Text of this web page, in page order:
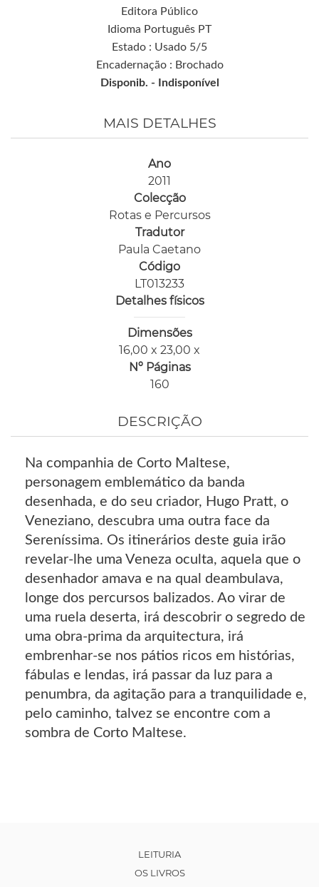
Editora Público
Idioma Português PT
Estado : Usado 5/5
Encadernação : Brochado
Disponib. -
Indisponível
MAIS DETALHES
Ano
2011
Colecção
Rotas e Percursos
Tradutor
Paula Caetano
Código
LT013233
Detalhes físicos
Dimensões
16,00 x 23,00 x
Nº Páginas
160
DESCRIÇÃO
Na companhia de Corto Maltese,
personagem emblemático da banda
desenhada, e do seu criador, Hugo Pratt, o
Veneziano, descubra uma outra face da
Sereníssima. Os itinerários deste guia irão
revelar-lhe uma Veneza oculta, aquela que o
desenhador amava e na qual deambulava,
longe dos percursos balizados. Ao virar de
uma ruela deserta, irá descobrir o segredo de
uma obra-prima da arquitectura, irá
embrenhar-se nos pátios ricos em histórias,
fábulas e lendas, irá passar da luz para a
penumbra, da agitação para a tranquilidade e,
pelo caminho, talvez se encontre com a
sombra de Corto Maltese.
LEITURIA
OS LIVROS